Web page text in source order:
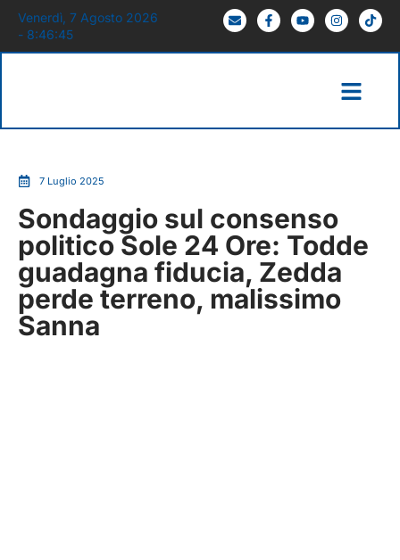
Venerdì, 7 Agosto 2026
- 8:46:46
7 Luglio 2025
Sondaggio sul consenso
politico Sole 24 Ore: Todde
guadagna fiducia, Zedda
perde terreno, malissimo
Sanna